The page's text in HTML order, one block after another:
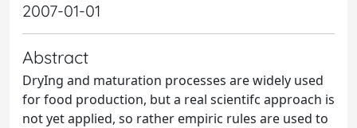
2007-01-01
Abstract
DryIng and maturation processes are widely used
for food production, but a real scientifc approach is
not yet applied, so rather empiric rules are used to